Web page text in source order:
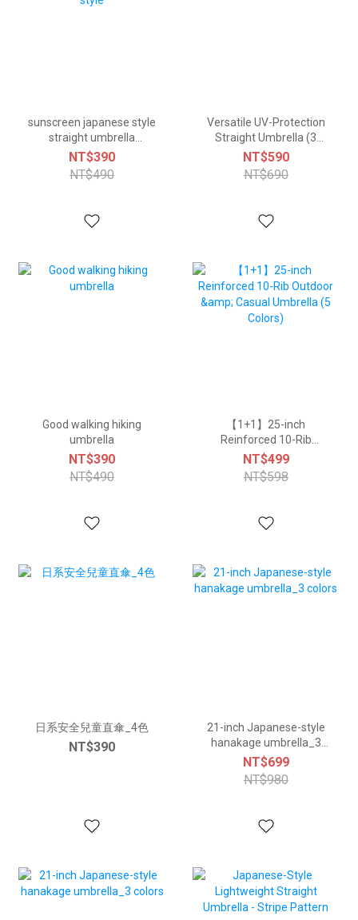
sunscreen japanese style
straight umbrella
european style
NT$390
NT$490
Versatile UV-Protection
Straight Umbrella (3
Colors)
NT$590
NT$690
Good walking hiking
umbrella
NT$390
NT$490
【1+1】25-inch
Reinforced 10-Rib
Outdoor & Casual
Umbrella (5 Colors)
NT$499
NT$598
日系安全兒童直傘_4色
NT$390
21-inch Japanese-style
hanakage umbrella_3
colors
NT$699
NT$980